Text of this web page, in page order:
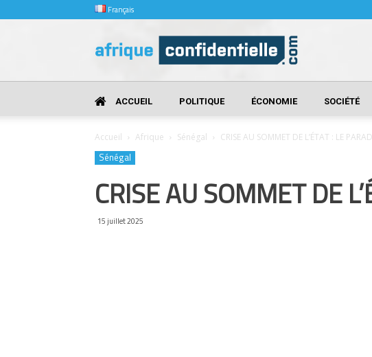
Français
Confidentielle
ACCUEIL POLITIQUE ÉCONOMIE SOCIÉTÉ
Accueil Afrique Sénégal CRISE AU SOMMET DE L’ÉTAT : LE
Sénégal
CRISE AU SOMMET DE
15 juillet 2025